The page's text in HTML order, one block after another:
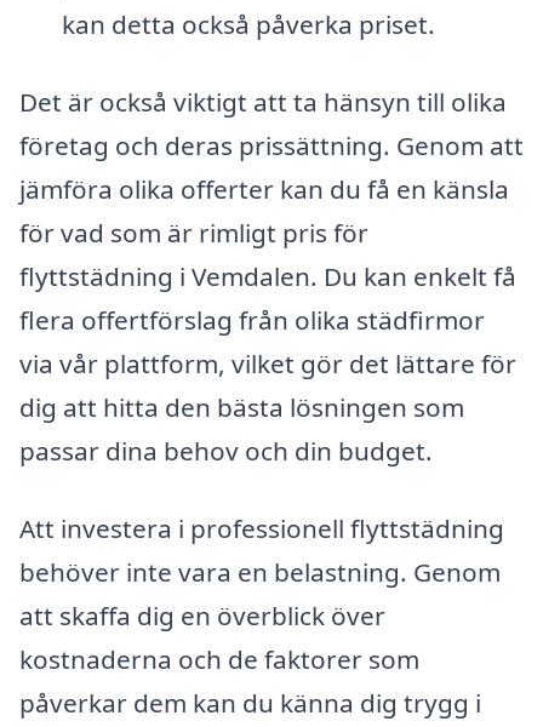
kan detta också påverka priset.
Det är också viktigt att ta hänsyn till olika
företag och deras prissättning. Genom att
jämföra olika offerter kan du få en känsla
för vad som är rimligt pris för
flyttstädning i Vemdalen. Du kan enkelt få
flera offertförslag från olika städfirmor
via vår plattform, vilket gör det lättare för
dig att hitta den bästa lösningen som
passar dina behov och din budget.
Att investera i professionell flyttstädning
behöver inte vara en belastning. Genom
att skaffa dig en överblick över
kostnaderna och de faktorer som
påverkar dem kan du känna dig trygg i